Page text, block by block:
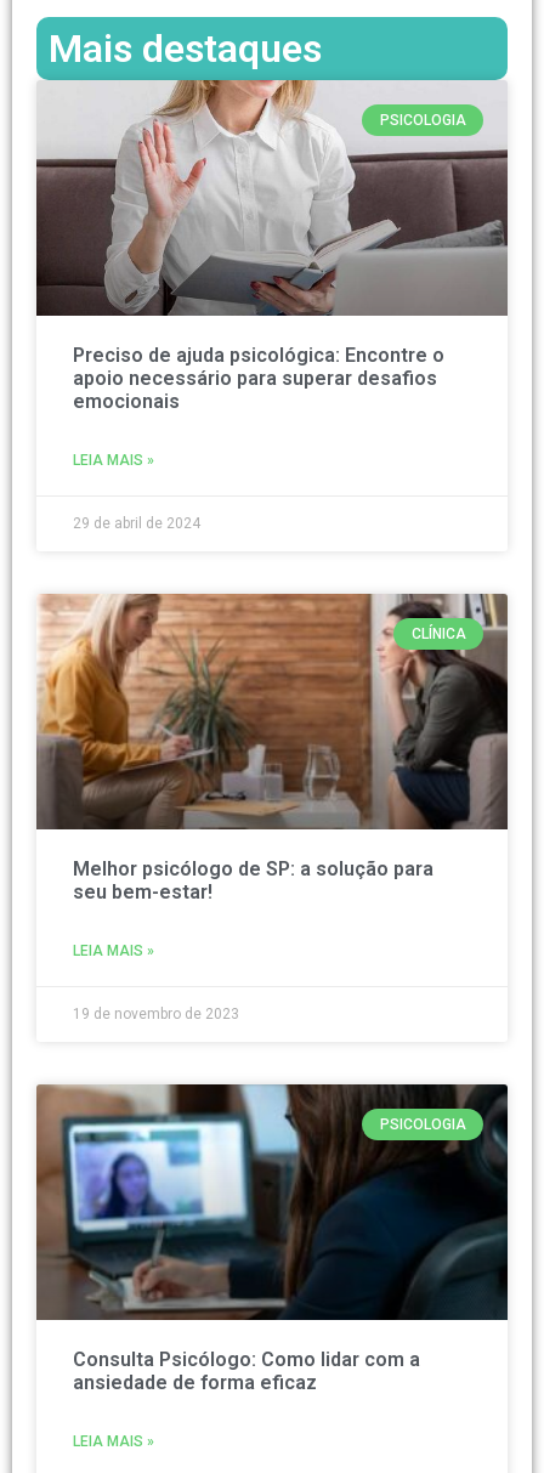
Mais destaques
PSICOLOGIA
Preciso de ajuda psicológica: Encontre o
apoio necessário para superar desafios
emocionais
LEIA MAIS »
29 de abril de 2024
CLÍNICA
Melhor psicólogo de SP: a solução para
seu bem-estar!
LEIA MAIS »
19 de novembro de 2023
PSICOLOGIA
Consulta Psicólogo: Como lidar com a
ansiedade de forma eficaz
LEIA MAIS »